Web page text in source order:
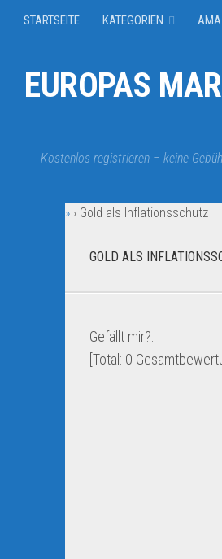
STARTSEITE KATEGORIEN
EUROPAS
Kostenlos registrieren – keine
» › Gold als Inflationsschutz
GOLD ALS
Gefällt mir?:
[Total: 0